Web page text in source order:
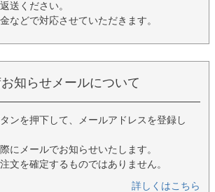
送ください。
などで対応させていただきます。
お知らせメールについて
ンを押下して、メールアドレスを登録し
にメールでお知らせいたします。
文を確定するものではありません。
詳しくはこちら